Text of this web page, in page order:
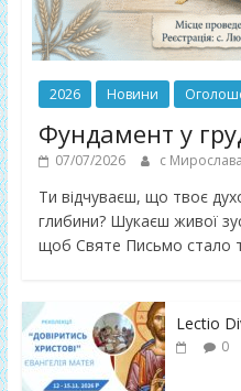
2026 Новини
Фундамент у
07/07/2026 с Мирослава
Ти відчуваєш, що твоє
глибини? Шукаєш живої
щоб Святе Письмо стало
Lectio
0